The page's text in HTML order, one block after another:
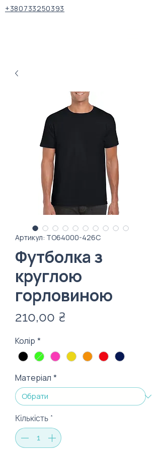
+380733250393
Артикул: TO64000-426C
Футболка з
круглою
горловиною
210,00 ₴
Колір *
Матеріал *
Кількість *